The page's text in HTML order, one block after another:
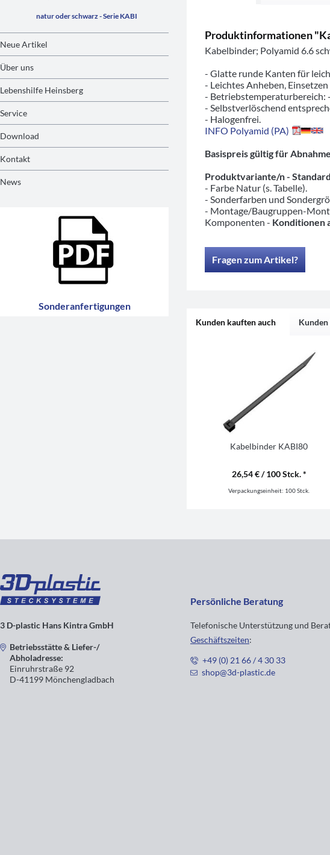
natur oder schwarz - Serie KABI
Neue Artikel
Über uns
Lebenshilfe Heinsberg
Service
Download
Kontakt
News
Sonderanfertigungen
Produktinformationen
Kabelbinder; Polyamid 6.6
- Glatte runde Kanten für
- Leichtes Anheben,
- Betriebstemperaturbereich:
- Selbstverlöschend
- Halogenfrei.
INFO Polyamid (PA)
Basispreis gültig für
Produktvariante/n -
- Farbe Natur (s. Tabelle).
- Sonderfarben und
- Montage/Baugruppen-
Komponenten - Konditionen
Fragen zum Artikel?
Kunden kauften auch Kunden
Kabelbinder KABI80
26,54 € / 100 Stck. *
Verpackungseinheit: 100 Stck.
3 D-plastic Hans Kintra GmbH
Betriebsstätte & Liefer-/
Abholadresse:
Einruhrstraße 92
D-41199 Mönchengladbach
Persönliche Beratung
Telefonische Unterstützung und
Geschäftszeiten:
+49 (0) 21 66 / 4 30 33
shop@3d-plastic.de